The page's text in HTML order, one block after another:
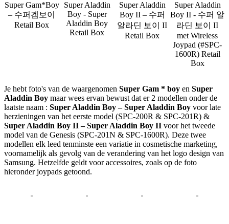
Super Gam*Boy
– 수퍼겜보이
Retail Box
Super Aladdin
Boy - Super
Aladdin Boy
Retail Box
Super Aladdin
Boy II – 수퍼
알라딘 보이 II
Retail Box
Super Aladdin
Boy II - 수퍼 알
라딘 보이 II
met Wireless
Joypad (#SPC-
1600R) Retail
Box
Je hebt foto's van de waargenomen Super Gam * boy en Super
Aladdin Boy maar wees ervan bewust dat er 2 modellen onder de
laatste naam : Super Aladdin Boy – Super Aladdin Boy voor late
herzieningen van het eerste model (SPC-200R & SPC-201R) &
Super Aladdin Boy II – Super Aladdin Boy II voor het tweede
model van de Genesis (SPC-201N & SPC-1600R). Deze twee
modellen elk leed tenminste een variatie in cosmetische marketing,
voornamelijk als gevolg van de verandering van het logo design van
Samsung. Hetzelfde geldt voor accessoires, zoals op de foto
hieronder joypads getoond.